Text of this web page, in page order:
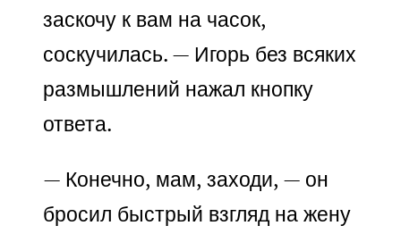
заскочу к вам на часок,
соскучилась. — Игорь без всяких
размышлений нажал кнопку
ответа.
— Конечно, мам, заходи, — он
бросил быстрый взгляд на жену